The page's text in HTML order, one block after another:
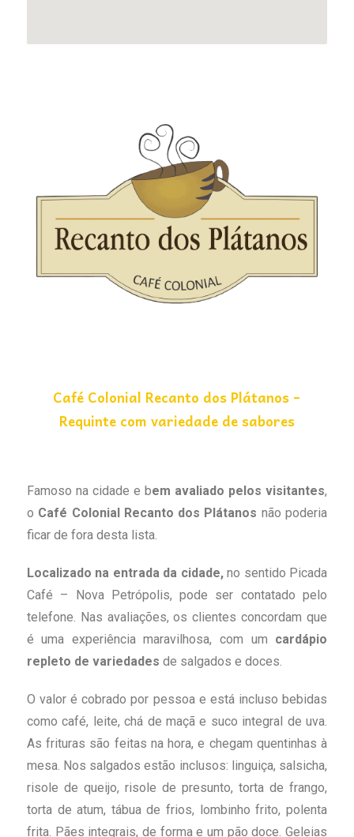
Café Colonial Recanto dos Plátanos –
Requinte com variedade de sabores
Famoso na cidade e bem avaliado pelos visitantes,
o Café Colonial Recanto dos Plátanos não poderia
ficar de fora desta lista.
Localizado na entrada da cidade,no sentido Picada
Café – Nova Petrópolis, pode ser contatado pelo
telefone. Nas avaliações, os clientes concordam que
é uma experiência maravilhosa, com um cardápio
repleto de variedades de salgados e doces.
O valor é cobrado por pessoa e está incluso bebidas
como café, leite, chá de maçã e suco integral de uva.
As frituras são feitas na hora, e chegam quentinhas à
mesa. Nos salgados estão inclusos: linguiça, salsicha,
risole de queijo, risole de presunto, torta de frango,
torta de atum, tábua de frios, lombinho frito, polenta
frita. Pães integrais, de forma e um pão doce. Geleias